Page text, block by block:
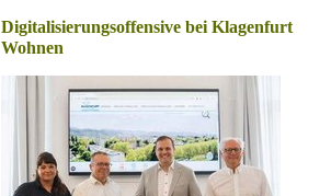
Digitalisierungsoffensive bei Klagenfurt
Wohnen